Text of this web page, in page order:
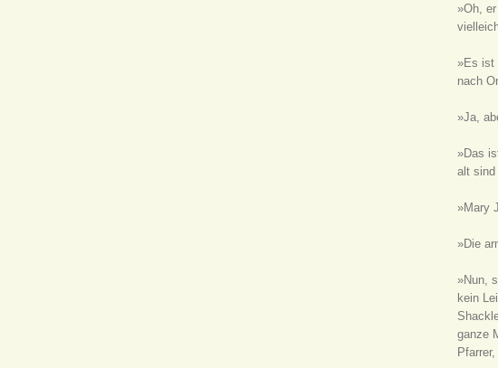
»Oh,
»Es ist
nach
»Ja,
»Das
alt sind
»Mary
»Die
»Nun,
kein
ganze